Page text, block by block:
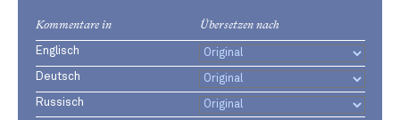
Kommentare in Übersetzen nach
Englisch
Deutsch
Russisch